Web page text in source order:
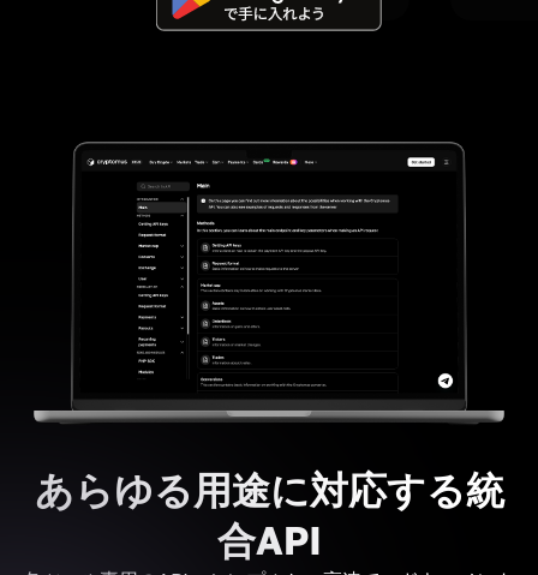
あらゆる用途に対応する統
合API